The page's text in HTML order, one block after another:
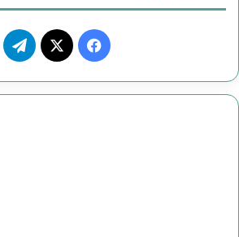
فيسبوك
‫X